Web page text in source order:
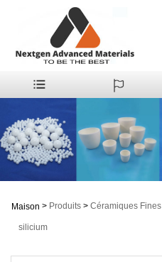
Maison > Produits > Céramiques Fines
silicium